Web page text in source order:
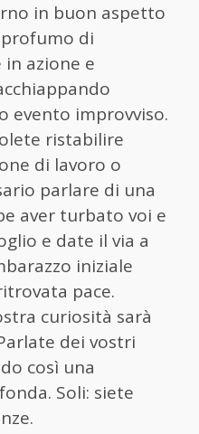
in buon aspetto
profumo di
azione e
evento improvviso.
ristabilire
di lavoro o
parlare di una
aver turbato voi e
e date il via a
iniziale
pace.
curiosità sarà
dei vostri
così una
Soli: siete